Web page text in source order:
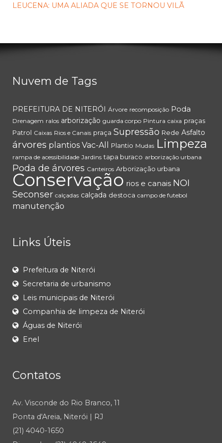
LEUCENA: UMA ALIADA QUE SE TORNOU VILÃ
Nuvem de Tags
PREFEITURA DE NITERÓI Árvore recomposição Poda
Drenagem ralos arborização guarda corpo Pintura caixa praças
Patrol Caixas Rios e Canais praça Supressão Rede Asfalto
árvores plantios Vac-All Plantio Mudas Limpeza
rampa de acessibilidade Jardins tapa buraco arborização urbana
Poda de árvores Canteiros Arborização urbana
Conservação rios e canais NOI
Seconser calçadas calçada destoca campo de futebol
manutenção
Links Úteis
Prefeitura de Niterói
Secretaria de urbanismo
Leis municipais de Niterói
Companhia de limpeza de Niterói
Águas de Niterói
Enel
Contatos
Av. Visconde do Rio Branco, 11
Ponta d'Areia, Niterói | RJ
(21) 4040-1650